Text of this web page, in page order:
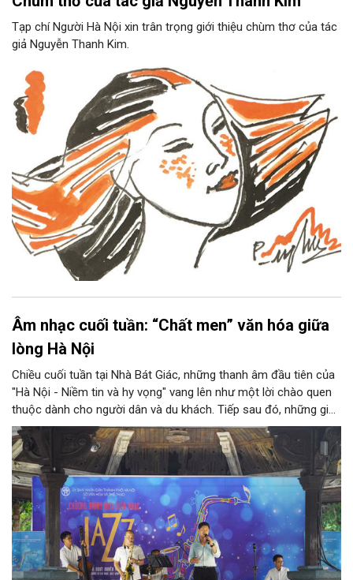
Tạp chí Người Hà Nội xin trân trọng giới thiệu chùm thơ của tác
giả Nguyễn Thanh Kim.
Âm nhạc cuối tuần: “Chất men” văn hóa giữa
lòng Hà Nội
Chiều cuối tuần tại Nhà Bát Giác, những thanh âm đầu tiên của
"Hà Nội - Niềm tin và hy vọng" vang lên như một lời chào quen
thuộc dành cho người dân và du khách. Tiếp sau đó, những giai
điệu jazz kinh điển của thế giới lần lượt cất lên qua phần biểu
diễn của NSƯT Quyền Văn Minh và các nghệ sĩ Bình Minh Jazz
Club, mở ra một không gian âm nhạc giàu cảm xúc ngay giữa
trung tâm Thủ đô.